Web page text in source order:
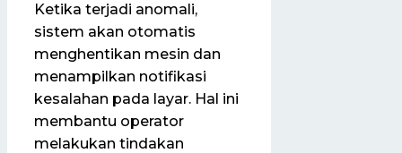
Ketika terjadi anomali,
sistem akan otomatis
menghentikan mesin dan
menampilkan notifikasi
kesalahan pada layar. Hal ini
membantu operator
melakukan tindakan